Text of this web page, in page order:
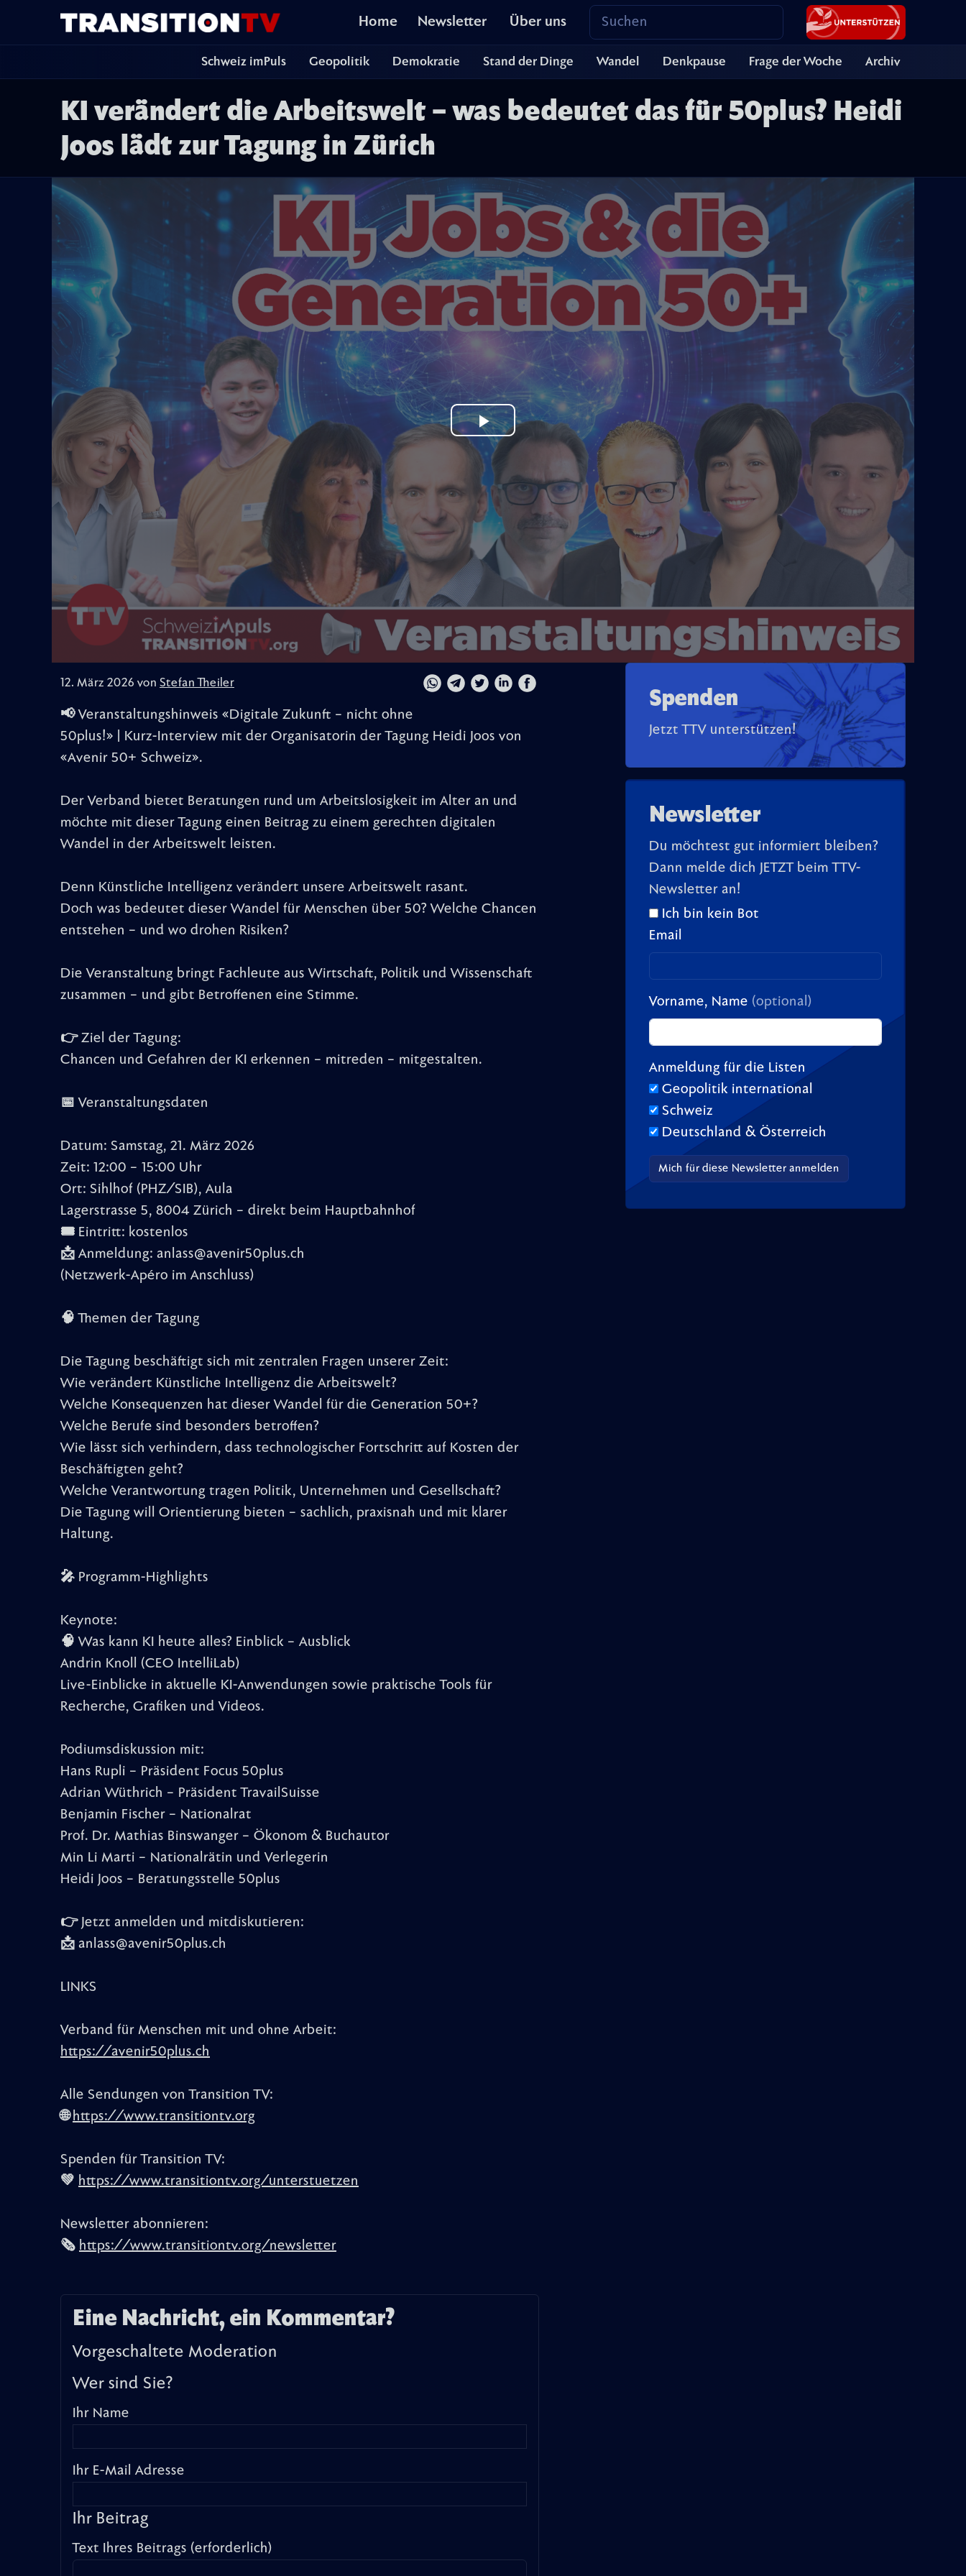
Home Newsletter Über uns
Schweiz imPuls Geopolitik Demokratie Stand der Dinge Wandel Denkpause Frage der Woche Archiv
KI verändert die Arbeitswelt – was bedeutet das für 50plus? Heidi
Joos lädt zur Tagung in Zürich
12. März 2026 von Stefan Theiler
📢 Veranstaltungshinweis «Digitale Zukunft – nicht ohne
50plus!» | Kurz-Interview mit der Organisatorin der Tagung Heidi Joos von
«Avenir 50+ Schweiz».
Der Verband bietet Beratungen rund um Arbeitslosigkeit im Alter an und
möchte mit dieser Tagung einen Beitrag zu einem gerechten digitalen
Wandel in der Arbeitswelt leisten.
Denn Künstliche Intelligenz verändert unsere Arbeitswelt rasant.
Doch was bedeutet dieser Wandel für Menschen über 50? Welche Chancen
entstehen – und wo drohen Risiken?
Die Veranstaltung bringt Fachleute aus Wirtschaft, Politik und Wissenschaft
zusammen – und gibt Betroffenen eine Stimme.
👉 Ziel der Tagung:
Chancen und Gefahren der KI erkennen – mitreden – mitgestalten.
📅 Veranstaltungsdaten
Datum: Samstag, 21. März 2026
Zeit: 12:00 – 15:00 Uhr
Ort: Sihlhof (PHZ/SIB), Aula
Lagerstrasse 5, 8004 Zürich – direkt beim Hauptbahnhof
🎟 Eintritt: kostenlos
📩 Anmeldung: anlass@avenir50plus.ch
(Netzwerk-Apéro im Anschluss)
🧠 Themen der Tagung
Die Tagung beschäftigt sich mit zentralen Fragen unserer Zeit:
Wie verändert Künstliche Intelligenz die Arbeitswelt?
Welche Konsequenzen hat dieser Wandel für die Generation 50+?
Welche Berufe sind besonders betroffen?
Wie lässt sich verhindern, dass technologischer Fortschritt auf Kosten der
Beschäftigten geht?
Welche Verantwortung tragen Politik, Unternehmen und Gesellschaft?
Die Tagung will Orientierung bieten – sachlich, praxisnah und mit klarer
Haltung.
🎤 Programm-Highlights
Keynote:
🧠 Was kann KI heute alles? Einblick – Ausblick
Andrin Knoll (CEO IntelliLab)
Live-Einblicke in aktuelle KI-Anwendungen sowie praktische Tools für
Recherche, Grafiken und Videos.
Podiumsdiskussion mit:
Hans Rupli – Präsident Focus 50plus
Adrian Wüthrich – Präsident TravailSuisse
Benjamin Fischer – Nationalrat
Prof. Dr. Mathias Binswanger – Ökonom & Buchautor
Min Li Marti – Nationalrätin und Verlegerin
Heidi Joos – Beratungsstelle 50plus
👉 Jetzt anmelden und mitdiskutieren:
📩 anlass@avenir50plus.ch
LINKS
Verband für Menschen mit und ohne Arbeit:
https://avenir50plus.ch
Alle Sendungen von Transition TV:
🌐https://www.transitiontv.org
Spenden für Transition TV:
💚 https://www.transitiontv.org/unterstuetzen
Newsletter abonnieren:
🗞 https://www.transitiontv.org/newsletter
Eine Nachricht, ein Kommentar?
Vorgeschaltete Moderation
Wer sind Sie?
Ihr Name
Ihr E-Mail Adresse
Ihr Beitrag
Text Ihres Beitrags (erforderlich)
Spenden
Jetzt TTV unterstützen!
Newsletter
Du möchtest gut informiert bleiben?
Dann melde dich JETZT beim TTV-
Newsletter an!
Ich bin kein Bot
Email
Vorname, Name (optional)
Anmeldung für die Listen
Geopolitik international
Schweiz
Deutschland & Österreich